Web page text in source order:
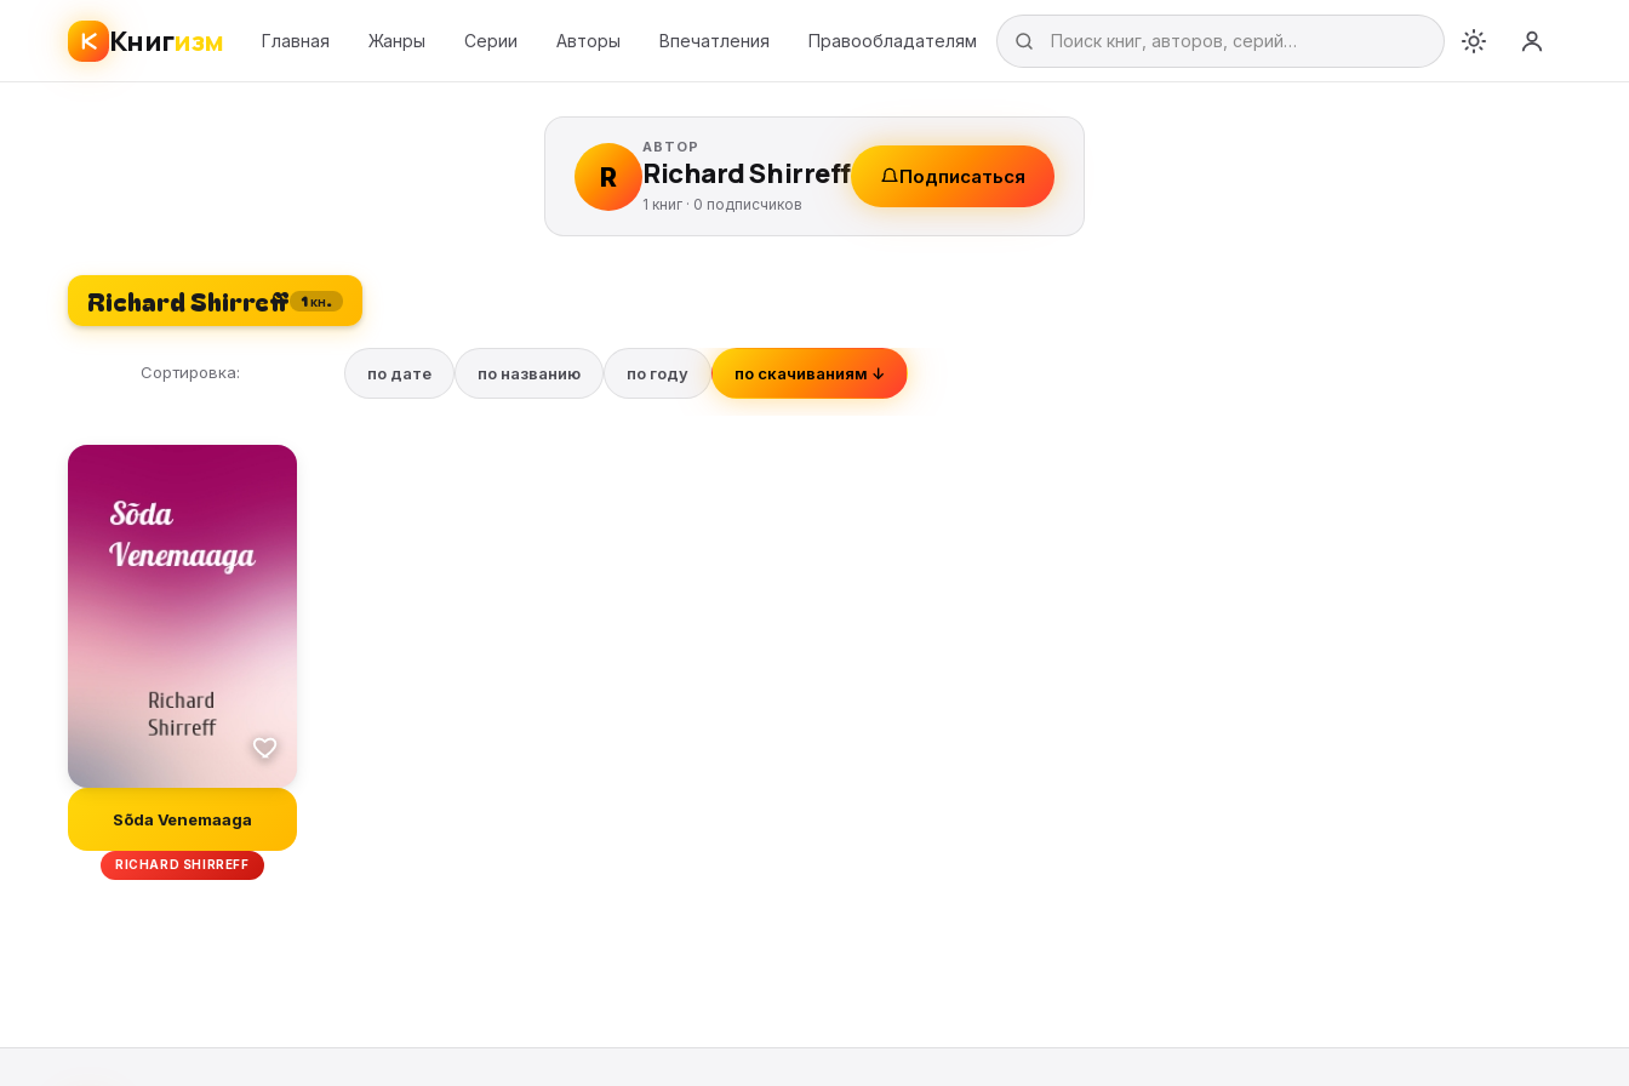
Книгизм Главная Жанры Серии Авторы Впечатления Правообладателям
R
АВТОР
Richard Shirreff
1 книг · 0 подписчиков
Подписаться
Richard Shirreff 1 кн.
Сортировка: по дате по названию по году по скачиваниям ↓
Sõda Venemaaga
RICHARD SHIRREFF